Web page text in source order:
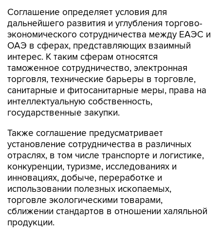
Соглашение определяет условия для
дальнейшего развития и углубления торгово-
экономического сотрудничества между ЕАЭС и
ОАЭ в сферах, представляющих взаимный
интерес. К таким сферам относятся
таможенное сотрудничество, электронная
торговля, технические барьеры в торговле,
санитарные и фитосанитарные меры, права на
интеллектуальную собственность,
государственные закупки.
Также соглашение предусматривает
установление сотрудничества в различных
отраслях, в том числе транспорте и логистике,
конкуренции, туризме, исследованиях и
инновациях, добыче, переработке и
использовании полезных ископаемых,
торговле экологическими товарами,
сближении стандартов в отношении халяльной
продукции.